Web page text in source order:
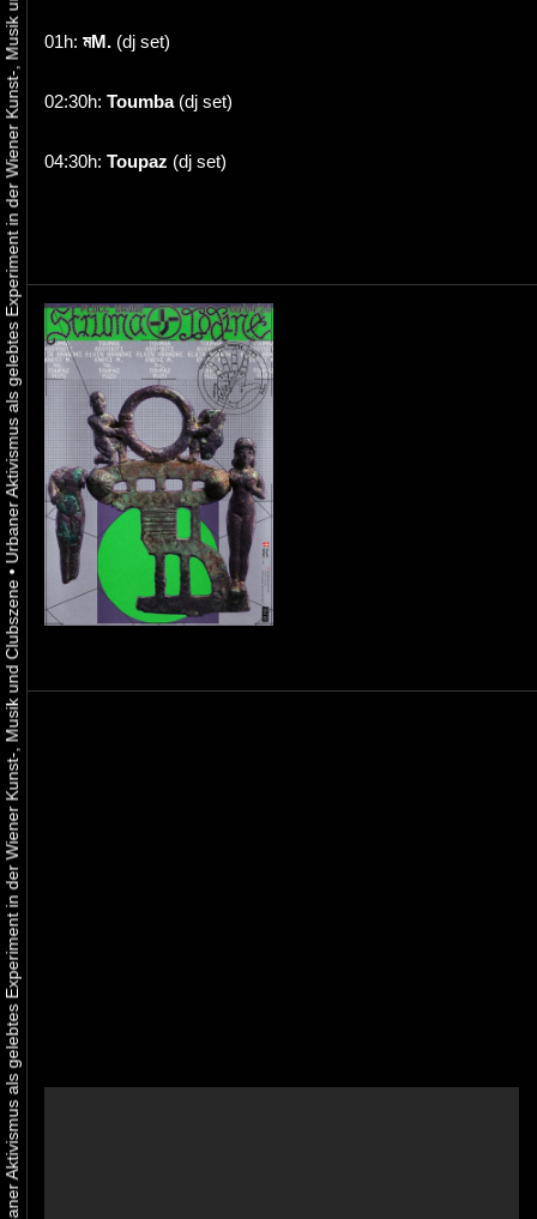
Urbaner Aktivismus als gelebtes Experiment in der Wiener Kunst-, Musik und Clubszene
•
Urbaner Aktivismus als gelebtes Experiment in der Wiener Kunst-, Musik und Clubszene 01h: মM. (dj set)
02:30h: Toumba(dj set)
04:30h: Toupaz (dj set)